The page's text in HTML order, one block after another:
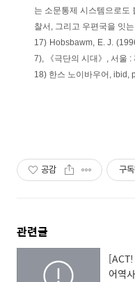
는 소문통제 시스템으로도
찰서, 그리고 우편국을 잇
17) Hobsbawm, E. J.
7), 《극단의 시대》, 서울 :
18) 한스 노이바우어, ibid,
공감 구독
관련글
[ACT!
어역